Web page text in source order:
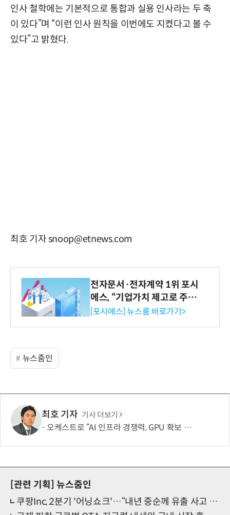
인사 철학에는 기본적으로 통합과 실용 인사라는 두 축
이 있다”며 “이런 인사 원칙을 이번에도 지켰다고 볼 수
있다”고 밝혔다.
최호 기자 snoop@etnews.com
전자문서·전자계약 1위 포시
에스, “기업가치 제고로 주주
환원 강화” 계획 공시
[포시에스] 뉴스룸 바로가기>
뉴스줌인
최호 기자 기사 더보기
오케스트로 “AI 인프라 경쟁력, GPU 확보 넘어 '운영 효율'이 좌우”
[관련 기획] 뉴스줌인
쿠팡Inc, 2분기 '어닝쇼크'…“내년 중순께 유출 사고 전 수준 회복”